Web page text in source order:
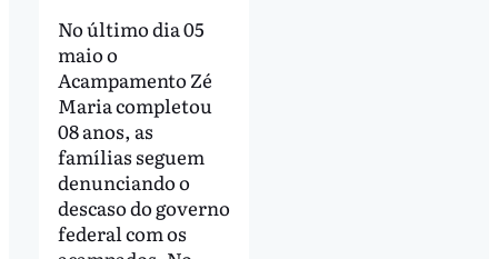
No último dia 05
maio o
Acampamento Zé
Maria completou
08 anos, as
famílias seguem
denunciando o
descaso do governo
federal com os